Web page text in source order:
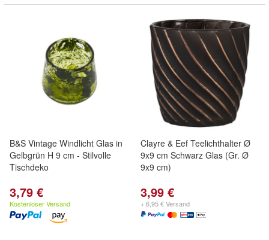
B&S Vintage Windlicht Glas in
Gelbgrün H 9 cm - Stilvolle
Tischdeko
3,79 €
Kostenloser Versand
Clayre & Eef Teelichthalter Ø
9x9 cm Schwarz Glas (Gr. Ø
9x9 cm)
3,99 €
+ 6,95 € Versand